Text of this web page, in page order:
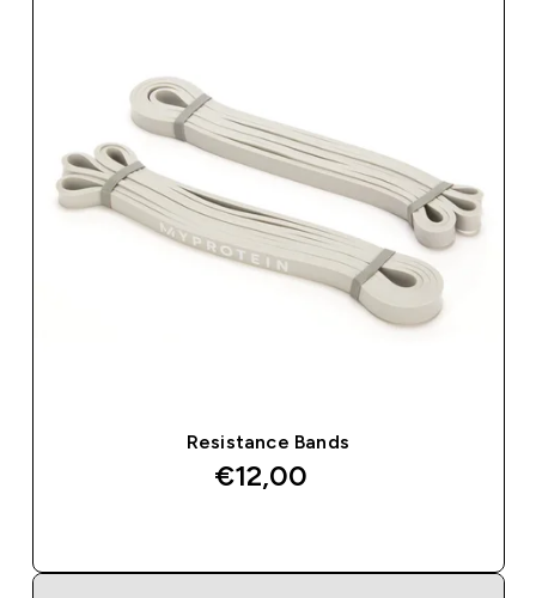
Resistance Bands
€12,00‎